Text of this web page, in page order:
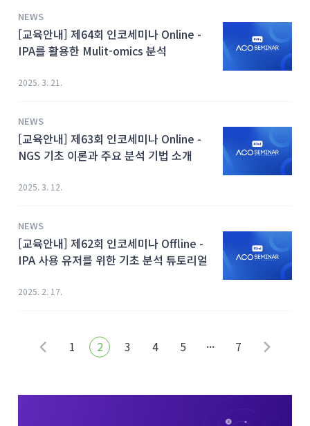
NEWS
[교육안내] 제64회 인코세미나 Online -
IPA를 활용한 Mulit-omics 분석
2025. 3. 21.
NEWS
[교육안내] 제63회 인코세미나 Online -
NGS 기초 이론과 주요 분석 기법 소개
2025. 3. 12.
NEWS
[교육안내] 제62회 인코세미나 Offline -
IPA 사용 유저를 위한 기초 분석 튜토리얼
2025. 2. 17.
1 2 3 4 5 ··· 7